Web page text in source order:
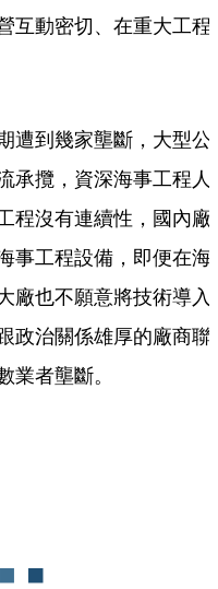
互動密切、在重大工程
遭到幾家壟斷，大型公
承攬，資深海事工程人
程沒有連續性，國內廠
事工程設備，即便在海
廠也不願意將技術導入
政治關係雄厚的廠商聯
者壟斷。